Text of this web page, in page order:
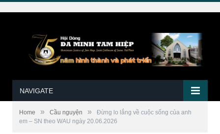
NAVIGATE
Home » Cầu nguyện »
Đừng lo lắng về cuộc sống của anh
em – SN theo WAU ngày 20.06.2026